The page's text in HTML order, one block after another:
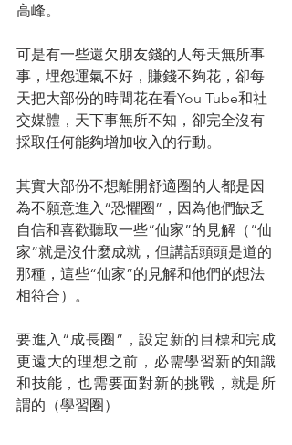
高峰。
可是有一些還欠朋友錢的人每天無所事
事，埋怨運氣不好，賺錢不夠花，卻每
天把大部份的時間花在看You Tube和社
交媒體，天下事無所不知，卻完全沒有
採取任何能夠增加收入的行動。
其實大部份不想離開舒適圈的人都是因
為不願意進入“恐懼圈”，因為他們缺乏
自信和喜歡聽取一些“仙家”的見解（“仙
家”就是沒什麼成就，但講話頭頭是道的
那種，這些“仙家”的見解和他們的想法
相符合）。
要進入“成長圈”，設定新的目標和完成
更遠大的理想之前，必需學習新的知識
和技能，也需要面對新的挑戰，就是所
謂的（學習圈）